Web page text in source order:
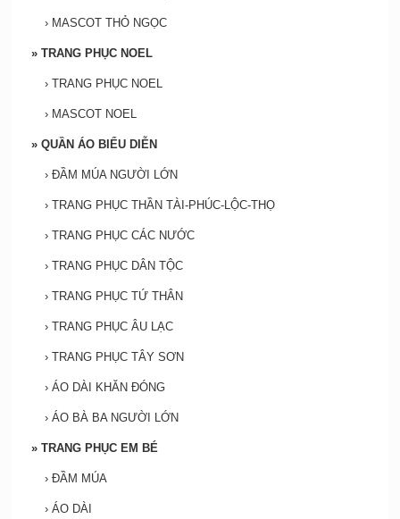
› MASCOT THỎ NGỌC
» TRANG PHỤC NOEL
› TRANG PHỤC NOEL
› MASCOT NOEL
» QUẦN ÁO BIỂU DIỄN
› ĐẦM MÚA NGƯỜI LỚN
› TRANG PHỤC THẦN TÀI-PHÚC-LỘC-THỌ
› TRANG PHỤC CÁC NƯỚC
› TRANG PHỤC DÂN TỘC
› TRANG PHỤC TỨ THÂN
› TRANG PHỤC ÂU LẠC
› TRANG PHỤC TÂY SƠN
› ÁO DÀI KHĂN ĐÓNG
› ÁO BÀ BA NGƯỜI LỚN
» TRANG PHỤC EM BÉ
› ĐẦM MÚA
› ÁO DÀI